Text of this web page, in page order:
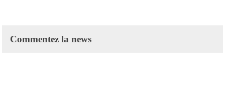
Commentez la news